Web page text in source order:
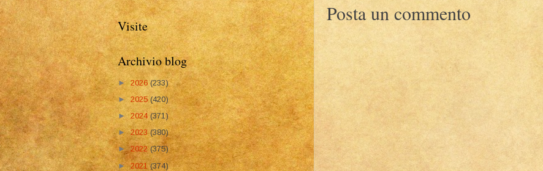
Posta un commento
Visite
Archivio blog
► 2026(233)
►2025(420)
►2024 (371)
►2023(380)
►2022 (375)
►2021(374)